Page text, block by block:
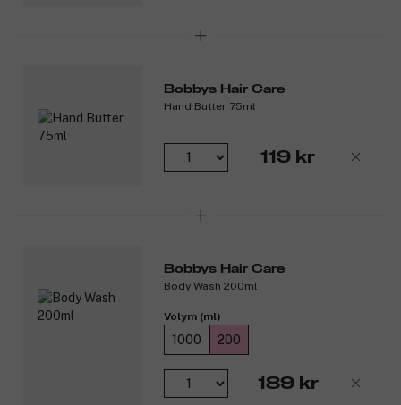
Bobbys Hair Care
Hand Butter 75ml
119 kr
Bobbys Hair Care
Body Wash 200ml
Volym (ml)
1000 200
189 kr